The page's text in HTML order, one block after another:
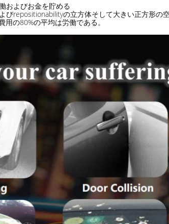
およびお金を貯める
びrepositionabilityの立方体そして大きい正方形
の80%の平均は労働である。